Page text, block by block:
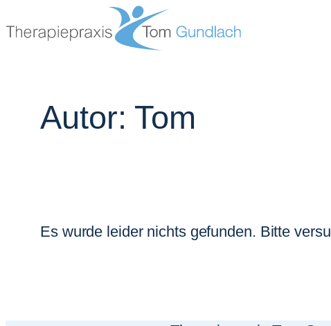
Inhalt
Autor: Tom
Es wurde leider nichts gefunden. Bitte